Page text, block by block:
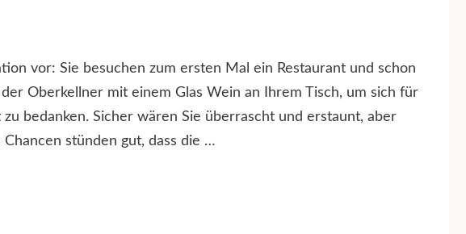
vor: Sie besuchen zum ersten Mal ein Restaurant und schon
Oberkellner mit einem Glas Wein an Ihrem Tisch, um sich für
bedanken. Sicher wären Sie überrascht und erstaunt, aber
stünden gut, dass die …